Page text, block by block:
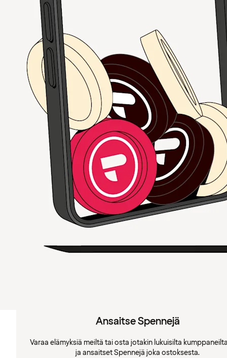
Ansaitse Spennejä
Varaa elämyksiä meiltä tai osta jotakin lukuisilta
ja ansaitset Spennejä joka ostoksesta.